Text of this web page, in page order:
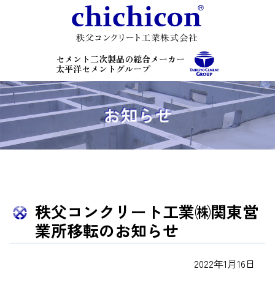
本
文
へ
ス
キ
ッ
セメント二次製品の総合メーカー
太平洋セメントグループ
お知らせ
秩父コンクリート工業㈱関東営
業所移転のお知らせ
2022年1月16日